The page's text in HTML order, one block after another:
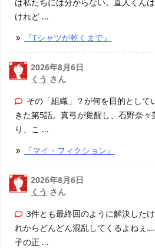
けれど ...
『Tシャツが乾くまで』
2026年8月6日
くう さん
その「組織」？が何を目的として
きた第5話。真弓が覚醒し、石野奈
り、こ ...
『マイ・フィクション』
2026年8月6日
くう さん
3件とも最終回のように解決した
れからどんどん混乱してくるよねぇ
子の正 ...